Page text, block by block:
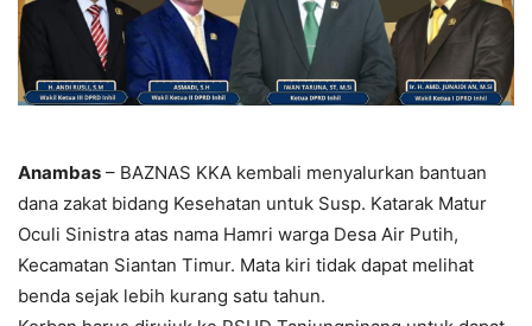
Anambas – BAZNAS KKA kembali menyalurkan bantuan
dana zakat bidang Kesehatan untuk Susp. Katarak Matur
Oculi Sinistra atas nama Hamri warga Desa Air Putih,
Kecamatan Siantan Timur. Mata kiri tidak dapat melihat
benda sejak lebih kurang satu tahun.